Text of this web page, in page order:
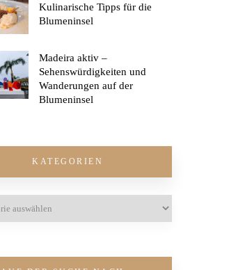
Kulinarische Tipps für die
Blumeninsel
Madeira aktiv –
Sehenswürdigkeiten und
Wanderungen auf der
Blumeninsel
KATEGORIEN